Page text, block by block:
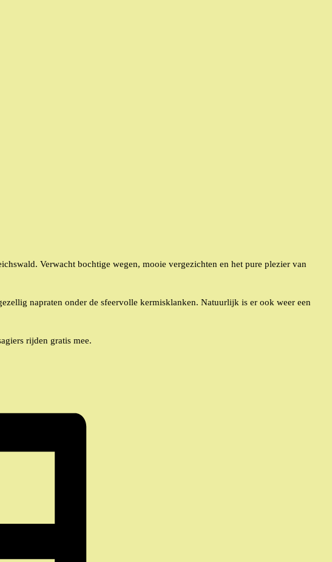
Verwacht bochtige wegen, mooie vergezichten en het pure plezier van
napraten onder de sfeervolle kermisklanken. Natuurlijk is er ook weer een
rijden gratis mee.